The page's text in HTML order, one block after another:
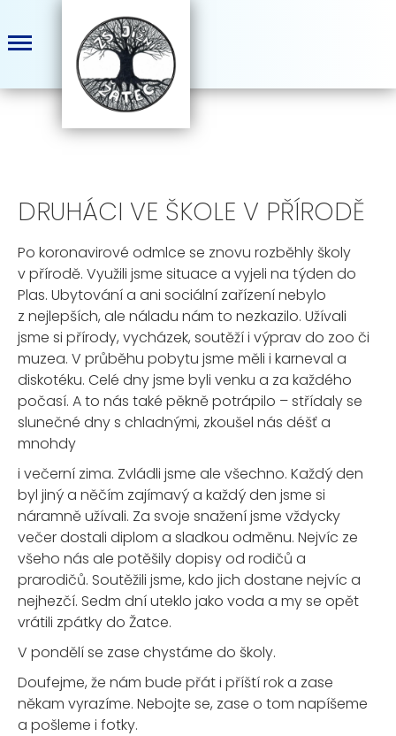
DRUHÁCI VE ŠKOLE V PŘÍRODĚ
Po koronavirové odmlce se znovu rozběhly školy
v přírodě. Využili jsme situace a vyjeli na týden do
Plas. Ubytování a ani sociální zařízení nebylo
z nejlepších, ale náladu nám to nezkazilo. Užívali
jsme si přírody, vycházek, soutěží i výprav do zoo či
muzea. V průběhu pobytu jsme měli i karneval a
diskotéku. Celé dny jsme byli venku a za každého
počasí. A to nás také pěkně potrápilo – střídaly se
slunečné dny s chladnými, zkoušel nás déšť a
mnohdy
i večerní zima. Zvládli jsme ale všechno. Každý den
byl jiný a něčím zajímavý a každý den jsme si
náramně užívali. Za svoje snažení jsme vždycky
večer dostali diplom a sladkou odměnu. Nejvíc ze
všeho nás ale potěšily dopisy od rodičů a
prarodičů. Soutěžili jsme, kdo jich dostane nejvíc a
nejhezčí. Sedm dní uteklo jako voda a my se opět
vrátili zpátky do Žatce.
V pondělí se zase chystáme do školy.
Doufejme, že nám bude přát i příští rok a zase
někam vyrazíme. Nebojte se, zase o tom napíšeme
a pošleme i fotky.